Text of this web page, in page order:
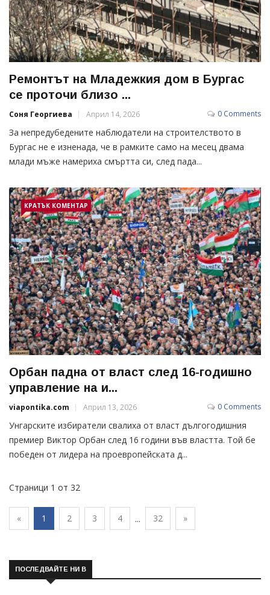
Ремонтът на Младежкия дом в Бургас
се проточи близо ...
Соня Георгиева Април 14, 2026 0 Comments
За непредубедените наблюдатели на строителството в
Бургас не е изненада, че в рамките само на месец двама
млади мъже намериха смъртта си, след пада...
КРАТЪК КОМЕНТАР
Орбан падна от власт след 16-годишно
управление на и...
viapontika.com Април 13, 2026 0 Comments
Унгарските избиратели свалиха от власт дългогодишния
премиер Виктор Орбан след 16 години във властта. Той бе
победен от лидера на проевропейската д...
Страници 1 от 32
« 1 2 3 4 ... 32 »
ПОСЛЕДВАЙТЕ НИ В